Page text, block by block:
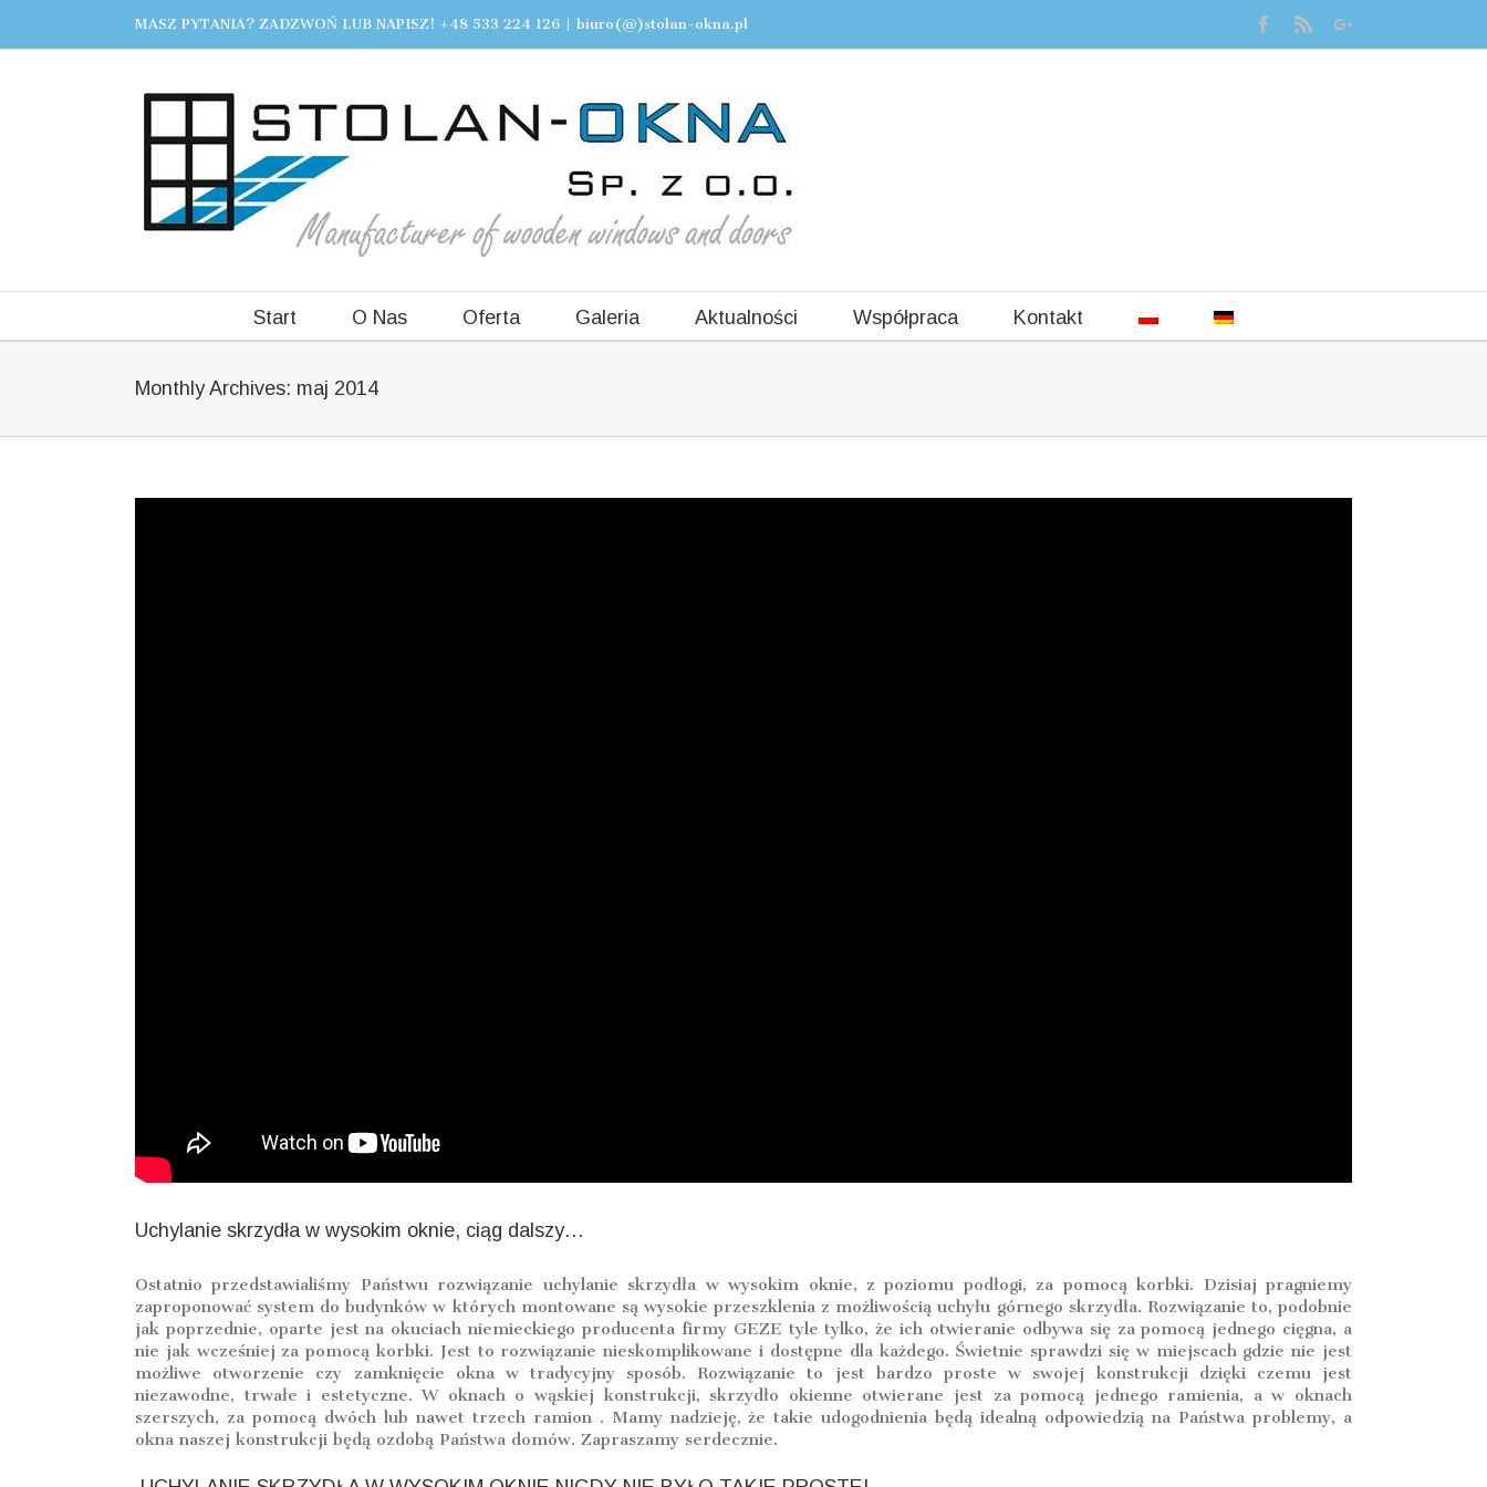
MASZ PYTANIA? ZADZWOŃ LUB NAPISZ! +48 533 224 126 | biuro(@)stolan-okna.pl
Start O Nas Oferta Galeria Aktualności Współpraca Kontakt
Monthly Archives: maj 2014
Uchylanie skrzydła w wysokim oknie, ciąg dalszy…
Ostatnio przedstawialiśmy Państwu rozwiązanie uchylanie skrzydła w wysokim oknie, z poziomu podłogi, za pomocą korbki. Dzisiaj pragniemy
zaproponować system do budynków w których montowane są wysokie przeszklenia z możliwością uchyłu górnego skrzydła. Rozwiązanie to, podobnie
jak poprzednie, oparte jest na okuciach niemieckiego producenta firmy GEZE tyle tylko, że ich otwieranie odbywa się za pomocą jednego cięgna, a
nie jak wcześniej za pomocą korbki. Jest to rozwiązanie nieskomplikowane i dostępne dla każdego. Świetnie sprawdzi się w miejscach gdzie nie jest
możliwe otworzenie czy zamknięcie okna w tradycyjny sposób. Rozwiązanie to jest bardzo proste w swojej konstrukcji dzięki czemu jest
niezawodne, trwałe i estetyczne. W oknach o wąskiej konstrukcji, skrzydło okienne otwierane jest za pomocą jednego ramienia, a w oknach
szerszych, za pomocą dwóch lub nawet trzech ramion . Mamy nadzieję, że takie udogodnienia będą idealną odpowiedzią na Państwa problemy, a
okna naszej konstrukcji będą ozdobą Państwa domów. Zapraszamy serdecznie.